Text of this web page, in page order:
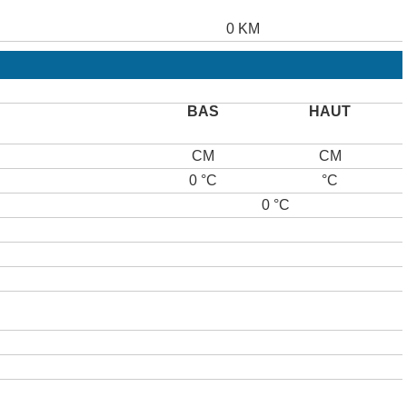
0 KM
BAS HAUT
CM
CM
0 °C
°C
0 °C